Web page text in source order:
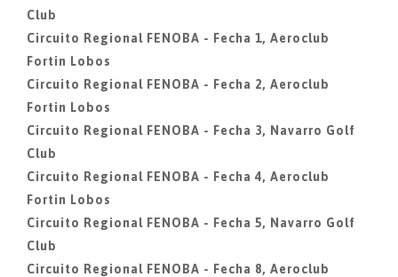
Club
Circuito Regional FENOBA - Fecha 1, Aeroclub
Fortin Lobos
Circuito Regional FENOBA - Fecha 2, Aeroclub
Fortin Lobos
Circuito Regional FENOBA - Fecha 3, Navarro Golf
Club
Circuito Regional FENOBA - Fecha 4, Aeroclub
Fortin Lobos
Circuito Regional FENOBA - Fecha 5, Navarro Golf
Club
Circuito Regional FENOBA - Fecha 8, Aeroclub